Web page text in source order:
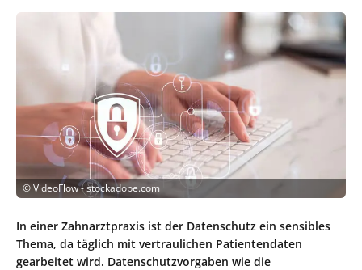
©VideoFlow - stockadobe.com
In einer Zahnarztpraxis ist der Datenschutz ein sensibles
Thema, da täglich mit vertraulichen Patientendaten
gearbeitet wird. Datenschutzvorgaben wie die